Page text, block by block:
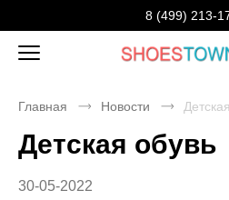
8 (499) 213-
Главная Новости
Детская обувь
30-05-2022